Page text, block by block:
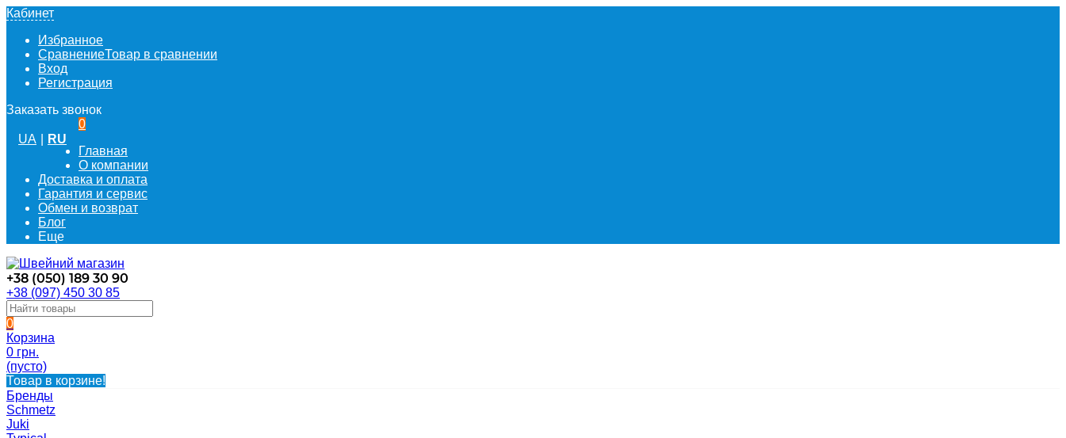
Кабинет
Избранное
СравнениеТовар в сравнении
Вход
Регистрация
Заказать звонок
UA RU
0
Главная
О компании
Доставка и оплата
Гарантия и сервис
Обмен и возврат
Блог
Еще
+38 (050) 189 30 90
+38 (097) 450 30 85
0
Корзина
0 грн.
(пусто)
Товар в корзине!
Бренды
Schmetz
Juki